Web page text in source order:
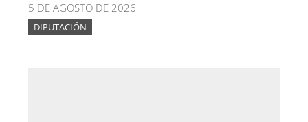
5 DE AGOSTO DE 2026
DIPUTACIÓN